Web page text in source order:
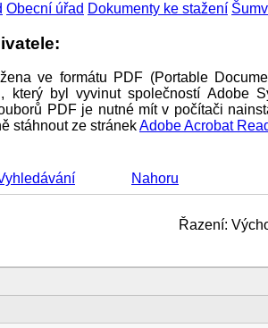
Obecní úřad Dokumenty ke stažení
ve formátu PDF (Portable
který byl vyvinut společností Adobe
PDF je nutné mít v počítači
stáhnout ze stránekAdobe Acrobat
Nahoru
Řazení: